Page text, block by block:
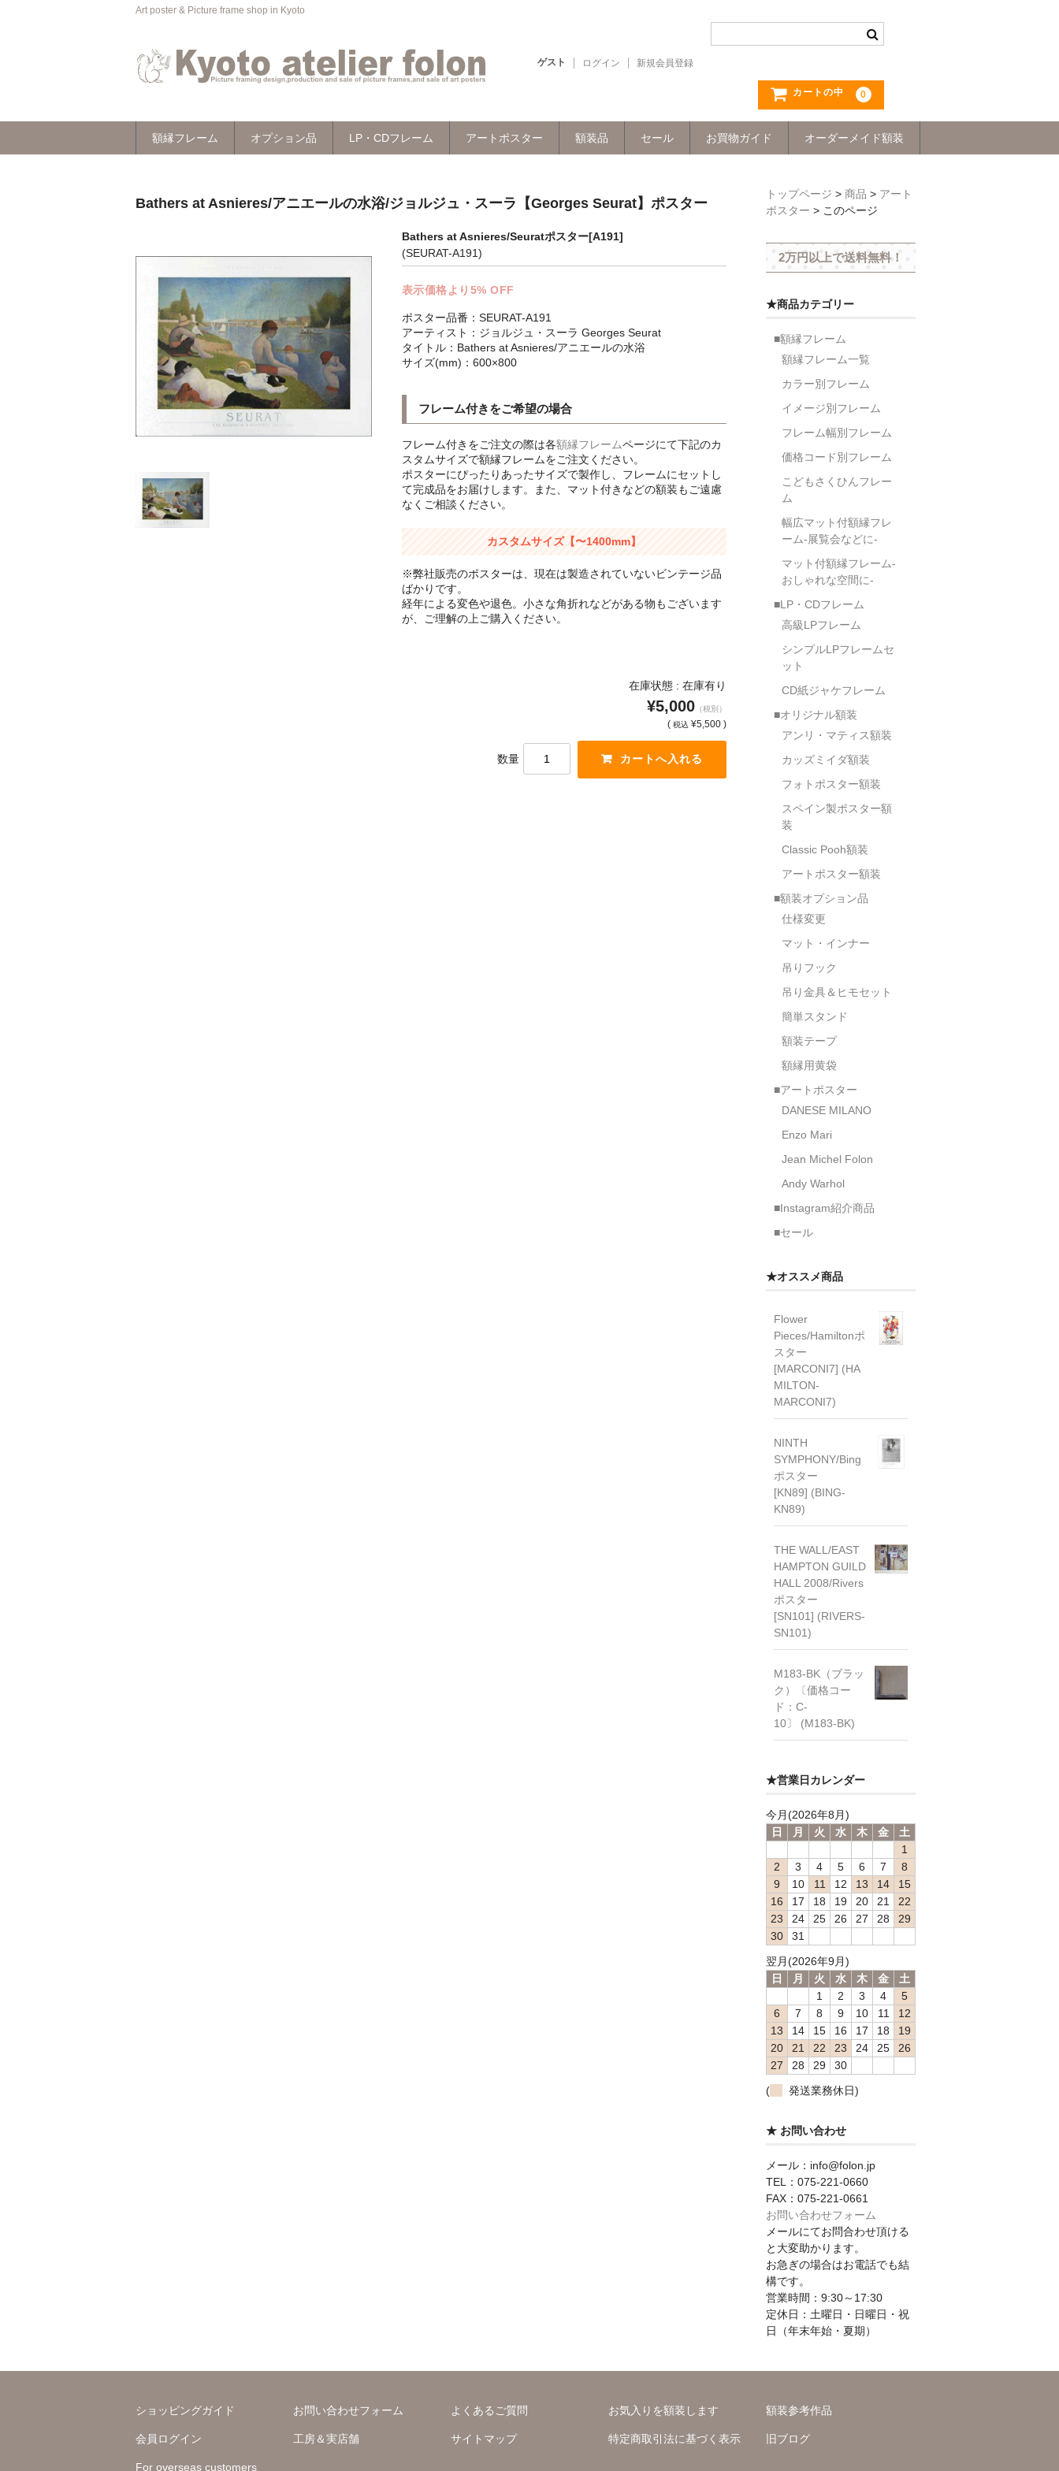
Art poster & Picture frame shop in Kyoto
ゲスト ログイン 新規会員登録
カートの中 0
額縁フレーム オプション品 LP・CDフレーム アートポスター 額装品 セール お買物ガイド オーダーメイド額装
Bathers at Asnieres/アニエールの水浴/ジョルジュ・スーラ【Georges Seurat】ポスター
Bathers at Asnieres/Seuratポスター[A191]
(SEURAT-A191)
表示価格より5% OFF
ポスター品番：SEURAT-A191
アーティスト：ジョルジュ・スーラ Georges Seurat
タイトル：Bathers at Asnieres/アニエールの水浴
サイズ(mm)：600×800
フレーム付きをご希望の場合
フレーム付きをご注文の際は各額縁フレームページにて下記のカ
スタムサイズで額縁フレームをご注文ください。
ポスターにぴったりあったサイズで製作し、フレームにセットし
て完成品をお届けします。また、マット付きなどの額装もご遠慮
なくご相談ください。
カスタムサイズ【〜1400mm】
※弊社販売のポスターは、現在は製造されていないビンテージ品
ばかりです。
経年による変色や退色。小さな角折れなどがある物もございます
が、ご理解の上ご購入ください。
在庫状態 : 在庫有り
¥5,000 （税別）
( 税込 ¥5,500 )
数量
トップページ > 商品 > アート
ポスター > このページ
2万円以上で送料無料！
★商品カテゴリー
■額縁フレーム
額縁フレーム一覧
カラー別フレーム
イメージ別フレーム
フレーム幅別フレーム
価格コード別フレーム
こどもさくひんフレー
ム
幅広マット付額縁フレ
ーム-展覧会などに-
マット付額縁フレーム-
おしゃれな空間に-
■LP・CDフレーム
高級LPフレーム
シンプルLPフレームセ
ット
CD紙ジャケフレーム
■オリジナル額装
アンリ・マティス額装
カッズミイダ額装
フォトポスター額装
スペイン製ポスター額
装
Classic Pooh額装
アートポスター額装
■額装オプション品
仕様変更
マット・インナー
吊りフック
吊り金具＆ヒモセット
簡単スタンド
額装テープ
額縁用黄袋
■アートポスター
DANESE MILANO
Enzo Mari
Jean Michel Folon
Andy Warhol
■Instagram紹介商品
■セール
★オススメ商品
Flower
Pieces/Hamiltonポ
スター
[MARCONI7] (HA
MILTON-
MARCONI7)
NINTH
SYMPHONY/Bing
ポスター
[KN89] (BING-
KN89)
THE WALL/EAST
HAMPTON GUILD
HALL 2008/Rivers
ポスター
[SN101] (RIVERS-
SN101)
M183-BK（ブラッ
ク）〔価格コー
ド：C-
10〕 (M183-BK)
★営業日カレンダー
今月(2026年8月)
日
月 火 水 木 金
土
1
2
3 4 5 6 7
8
9
10 11 12 13 14
15
16
17 18 19 20 21
22
23
24 25 26 27 28
29
30
31
翌月(2026年9月)
日
月 火 水 木 金
土
1
2 3 4
5
6
7 8 9 10 11
12
13
14 15 16 17 18
19
20
21 22 23 24 25
26
27
28 29
30
(
発送業務休日)
★ お問い合わせ
メール：info@folon.jp
TEL：075-221-0660
FAX：075-221-0661
お問い合わせフォーム
メールにてお問合わせ頂ける
と大変助かります。
お急ぎの場合はお電話でも結
構です。
営業時間：9:30～17:30
定休日：土曜日・日曜日・祝
日（年末年始・夏期）
ショッピングガイド お問い合わせフォーム よくあるご質問 お気入りを額装します 額装参考作品
会員ログイン 工房＆実店舗 サイトマップ 特定商取引法に基づく表示 旧ブログ
For overseas customers